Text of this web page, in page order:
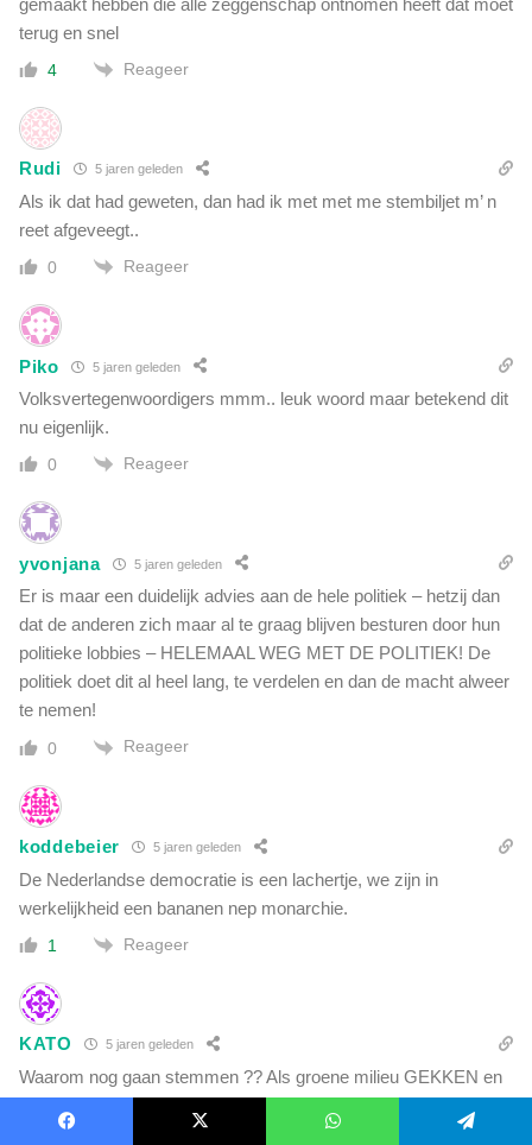
terug en snel
4 Reageer
Rudi 5 jaren geleden
Als ik dat had geweten, dan had ik met met me stembiljet m’ n
reet afgeveegt..
0 Reageer
Piko 5 jaren geleden
Volksvertegenwoordigers mmm.. leuk woord maar betekend dit
nu eigenlijk.
0 Reageer
yvonjana 5 jaren geleden
Er is maar een duidelijk advies aan de hele politiek – hetzij dan
dat de anderen zich maar al te graag blijven besturen door hun
politieke lobbies – HELEMAAL WEG MET DE POLITIEK! De
politiek doet dit al heel lang, te verdelen en dan de macht alweer
te nemen!
0 Reageer
koddebeier 5 jaren geleden
De Nederlandse democratie is een lachertje, we zijn in
werkelijkheid een bananen nep monarchie.
1 Reageer
KATO 5 jaren geleden
Waarom nog gaan stemmen ?? Als groene milieu GEKKEN en
democratische gekozen partijen ..